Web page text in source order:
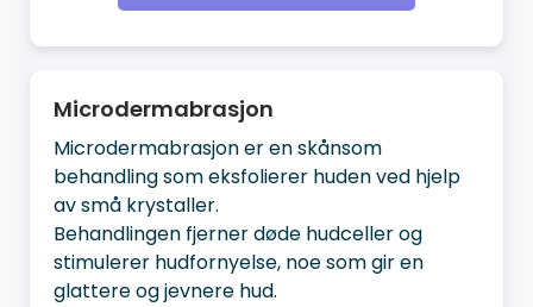
Microdermabrasjon
Microdermabrasjon er en skånsom
behandling som eksfolierer huden ved hjelp
av små krystaller.
Behandlingen fjerner døde hudceller og
stimulerer hudfornyelse, noe som gir en
glattere og jevnere hud.